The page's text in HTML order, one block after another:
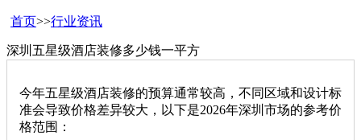
首页>>行业资讯
深圳五星级酒店装修多少钱一平方
今年五星级酒店装修的预算通常较高，不同区域和设计标
准会导致价格差异较大，以下是2026年深圳市场的参考价
格范围：